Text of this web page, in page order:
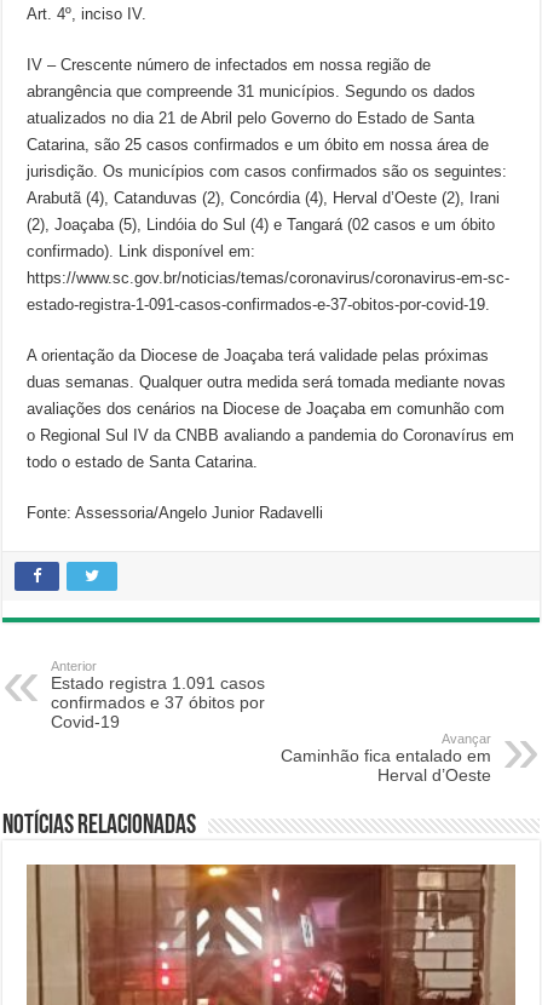
Art. 4º, inciso IV.
IV – Crescente número de infectados em nossa região de
abrangência que compreende 31 municípios. Segundo os dados
atualizados no dia 21 de Abril pelo Governo do Estado de Santa
Catarina, são 25 casos confirmados e um óbito em nossa área de
jurisdição. Os municípios com casos confirmados são os seguintes:
Arabutã (4), Catanduvas (2), Concórdia (4), Herval d’Oeste (2), Irani
(2), Joaçaba (5), Lindóia do Sul (4) e Tangará (02 casos e um óbito
confirmado). Link disponível em:
https://www.sc.gov.br/noticias/temas/coronavirus/coronavirus-em-sc-
estado-registra-1-091-casos-confirmados-e-37-obitos-por-covid-19.
A orientação da Diocese de Joaçaba terá validade pelas próximas
duas semanas. Qualquer outra medida será tomada mediante novas
avaliações dos cenários na Diocese de Joaçaba em comunhão com
o Regional Sul IV da CNBB avaliando a pandemia do Coronavírus em
todo o estado de Santa Catarina.
Fonte: Assessoria/Angelo Junior Radavelli
Anterior
Estado registra 1.091 casos
confirmados e 37 óbitos por
Covid-19
Avançar
Caminhão fica entalado em
Herval d’Oeste
Notícias relacionadas